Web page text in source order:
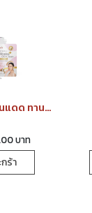
DD Cream กันแดด ทานาคา&น้ำนมข้าว
บาท
ร้า